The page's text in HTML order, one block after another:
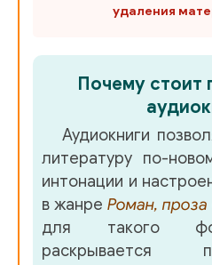
удаления
Почему стоит
Аудиокниги
литературу по-
интонации и
в жанре Роман, проза
для такого
раскрывается